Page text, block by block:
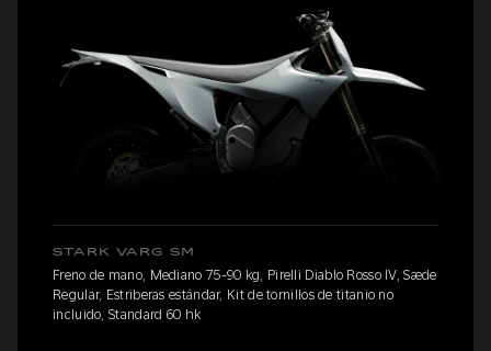
STARK VARG SM
Freno de mano, Mediano 75-90 kg, Pirelli Diablo Rosso IV, Sæde
Regular, Estriberas estándar, Kit de tornillos de titanio no
incluido, Standard 60 hk